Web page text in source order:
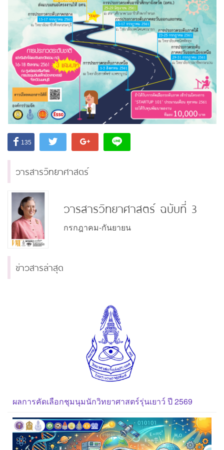
135
วารสารวิทยาศาสตร์
วารสารวิทยาศาสตร์ ฉบับที่ 3
กรกฎาคม-กันยายน
ข่าวสารล่าสุด
ผลการคัดเลือกชุมนุมนักวิทยาศาสตร์รุ่นเยาว์ ปี 2569